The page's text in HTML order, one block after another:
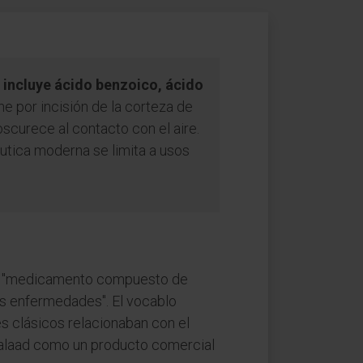
ácido benzoico, ácido
por incisión de la corteza de
al contacto con el aire.
moderna se limita a usos
compuesto de
enfermedades". El vocablo
clásicos relacionaban con el
como un producto comercial